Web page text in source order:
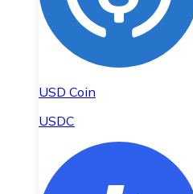
USD Coin
USDC